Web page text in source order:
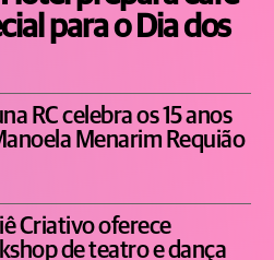
para o Dia dos
RC celebra os 15 anos
Menarim Requião
Criativo oferece
de teatro e dança